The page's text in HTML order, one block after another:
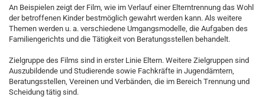
An Beispielen zeigt der Film, wie im Verlauf einer Elterntrennung das Wohl
der betroffenen Kinder bestmöglich gewahrt werden kann. Als weitere
Themen werden u. a. verschiedene Umgangsmodelle, die Aufgaben des
Familiengerichts und die Tätigkeit von Beratungsstellen behandelt.
Zielgruppe des Films sind in erster Linie Eltern. Weitere Zielgruppen sind
Auszubildende und Studierende sowie Fachkräfte in Jugendämtern,
Beratungsstellen, Vereinen und Verbänden, die im Bereich Trennung und
Scheidung tätig sind.